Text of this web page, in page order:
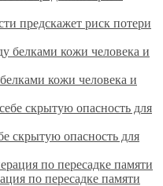
предскажет риск потери
кожи человека и
скрытую опасность для
по пересадке памяти